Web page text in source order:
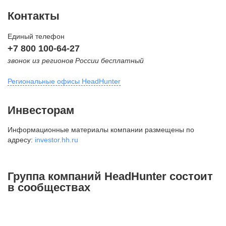
Контакты
Единый телефон
+7 800 100-64-27
звонок из регионов России бесплатный
Региональные офисы HeadHunter
внутригородская территория
Муниципальный округ Тверской,
2-я Брестская ул., д. 48,
+7 495 980-64-27
Инвесторам
Информационные материалы компании размещены по
адресу: investor.hh.ru
Группа компаний HeadHunter состоит
в сообществах